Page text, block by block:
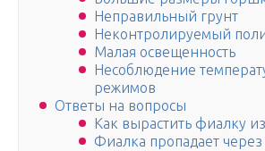
Неправильный грунт
Неконтролируемый
Малая освещенность
Несоблюдение
режимов
Ответы на вопросы
Как вырастить фиалку
Фиалка пропадает через